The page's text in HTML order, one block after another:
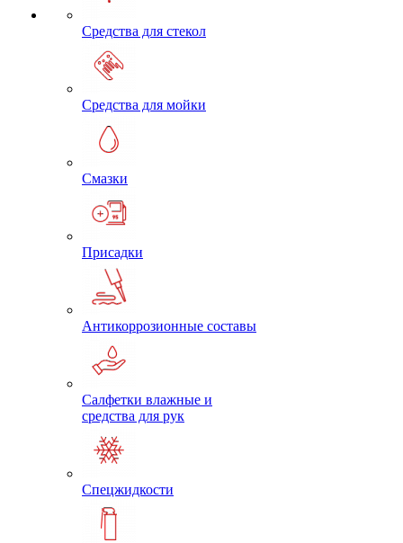
Средства для стекол
Средства для мойки
Смазки
Присадки
Антикоррозионные составы
Салфетки влажные и
средства для рук
Спецжидкости